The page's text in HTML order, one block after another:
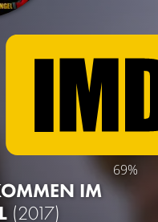
69%
IM
(2017)